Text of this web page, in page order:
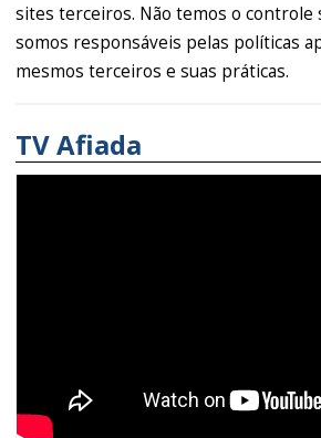
sites terceiros. Não temos o controle
somos responsáveis pelas políticas
mesmos terceiros e suas práticas.
TV Afiada